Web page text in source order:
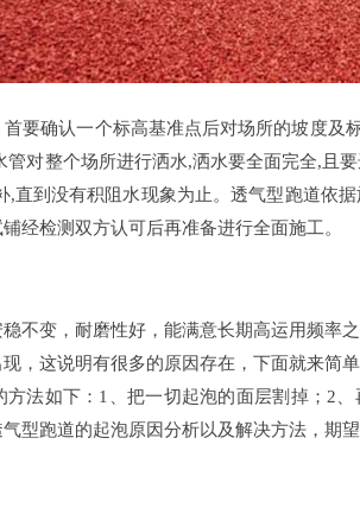
确认一个标高基准点后对场所的坡度及
对整个场所进行洒水,洒水要全面完全,且
,直到没有积阻水现象为止。透气型跑道依
经检测双方认可后再准备进行全面施工。
变，耐磨性好，能满意长期高运用频率
，这说明有很多的原因存在，下面就来简
法如下：1、把一切起泡的面层割掉；2
型跑道的起泡原因分析以及解决方法，期望